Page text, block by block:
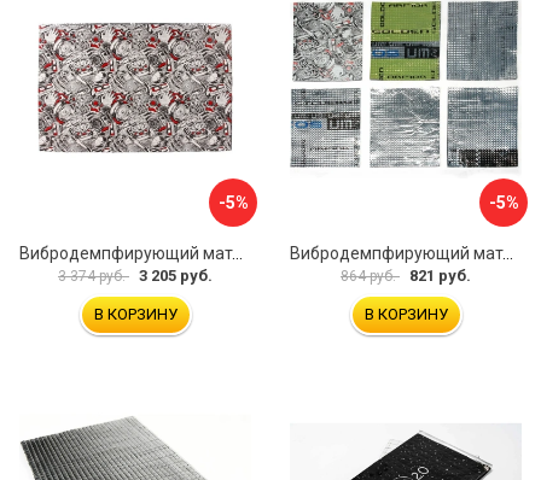
-5%
Вибродемпфирующий материал Dreamcar DC-4M0-S070050P18
3 374 руб. 3 205 руб.
В КОРЗИНУ
-5%
Вибродемпфирующий материал Dreamcar Ассорти 3 DC-000-0123873P1021
864 руб. 821 руб.
В КОРЗИНУ